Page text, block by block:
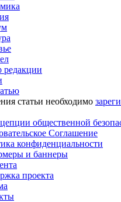
статьи необходимо
общественной
Соглашение
конфиденциальности
и баннеры
проекта